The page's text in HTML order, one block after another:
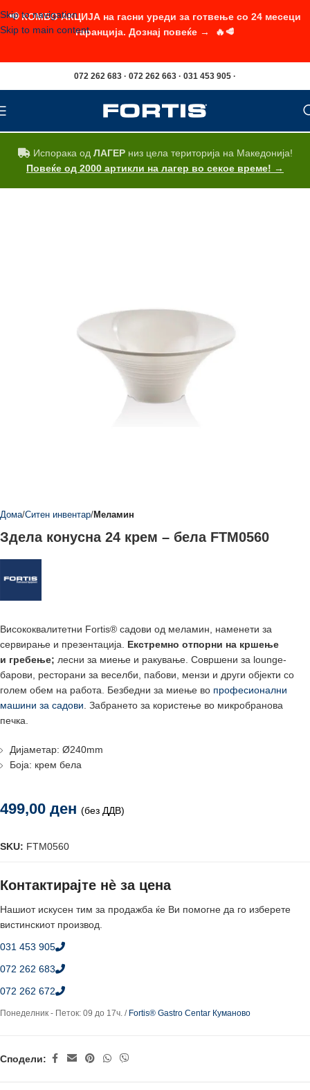
Skip to navigation
Skip to main content
072 262 683 · 072 262 663 · 031 453 905 ·
Испорака од ЛАГЕРниз цела територија на Македонија!
Повеќе од 2000 артикли на лагер во секое време! →
Дома Ситен инвентар Меламин
Здела конусна 24 крем – бела FTM0560
Висококвалитетни Fortis® садови од меламин, наменети за
сервирање и презентација. Екстремно отпорни на кршење
и гребење; лесни за миење и ракување. Совршени за lounge-
барови, ресторани за веселби, пабови, мензи и други објекти со
голем обем на работа. Безбедни за миење во професионални
машини за садови . Забрането за користење во микробранова
печка.
Дијаметар: Ø240mm
Боја: крем бела
499,00 ден (без ДДВ)
SKU: FTM0560
Контактирајте нè за цена
Нашиот искусен тим за продажба ќе Ви помогне да го изберете
вистинскиот производ.
031 453 905
072 262 683
072 262 672
Понеделник - Петок: 09 до 17ч. / Fortis® Gastro Centar Куманово
Сподели:
📢 КОМБО АКЦИЈА на гасни уреди за готвење со 24 месеци
гаранција. Дознај повеќе → 🔥🥩